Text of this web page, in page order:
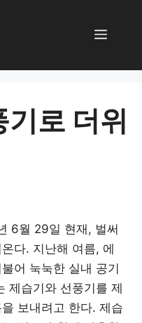
메
로 더위
6월 29일 현재, 벌써
다. 지난해 여름, 에
어 눅눅한 실내 공기
제습기와 선풍기를 제
보내려고 한다. 제습